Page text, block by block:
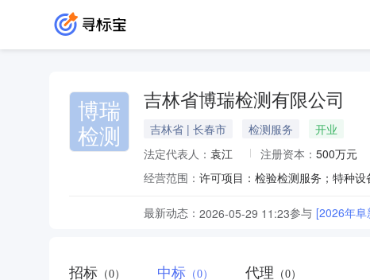
博瑞
检测
吉林省博瑞检测有限公司
吉林省 | 长春市 检测服务
开业
法定代表人： 袁江 注册资本： 500万元
经营范围：
最新动态： 2026-05-29 11:23参与 [2026年
招标 （0） 中标 （0） 代理 （0）